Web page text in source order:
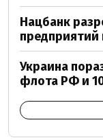
Нацбанк
Украина
флота РФ и